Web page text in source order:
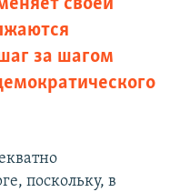
своей
за шагом
поскольку, в